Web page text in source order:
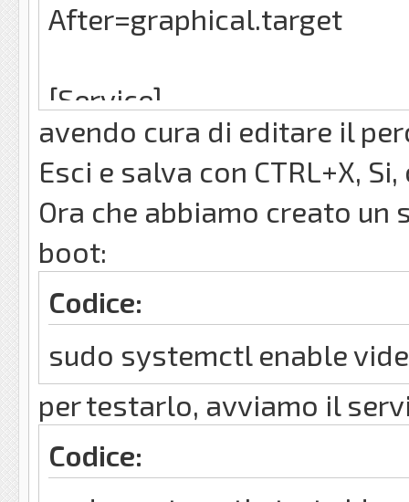
After=graphical.target
[Service]
ExecStart=/percorso/
Restart=always
User=il_tuo_nome_utente
Environment=DISPLAY=:0
[Install]
avendo cura di editare il
Esci e salva con CTRL+X,
Ora che abbiamo creato
boot:
Codice:
sudo systemctl enable
per testarlo, avviamo il
Codice: